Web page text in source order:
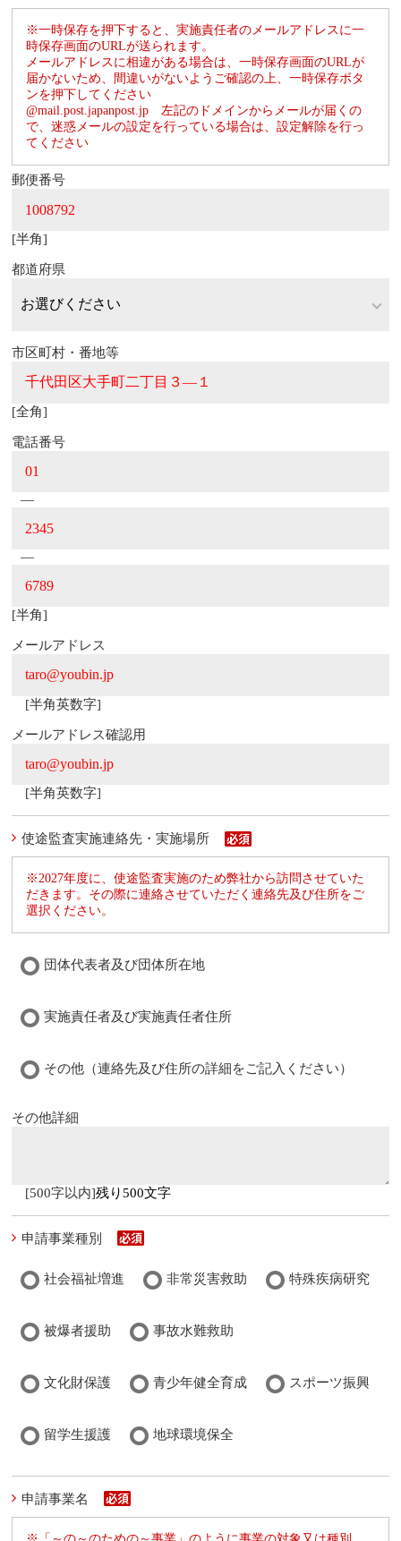
※一時保存を押下すると、実施責任者のメールアドレスに一
時保存画面のURLが送られます。
メールアドレスに相違がある場合は、一時保存画面のURLが
届かないため、間違いがないようご確認の上、一時保存ボタ
ンを押下してください
@mail.post.japanpost.jp 左記のドメインからメールが届くの
で、迷惑メールの設定を行っている場合は、設定解除を行っ
てください
郵便番号
[半角]
都道府県
市区町村・番地等
[全角]
電話番号
―
―
[半角]
メールアドレス
[半角英数字]
メールアドレス確認用
[半角英数字]
使途監査実施連絡先・実施場所
※2027年度に、使途監査実施のため弊社から訪問させていた
だきます。その際に連絡させていただく連絡先及び住所をご
選択ください。
団体代表者及び団体所在地
実施責任者及び実施責任者住所
その他（連絡先及び住所の詳細をご記入ください）
その他詳細
[500字以内]残り500文字
申請事業種別
社会福祉増進 非常災害救助 特殊疾病研究
被爆者援助 事故水難救助
文化財保護 青少年健全育成 スポーツ振興
留学生援護 地球環境保全
申請事業名